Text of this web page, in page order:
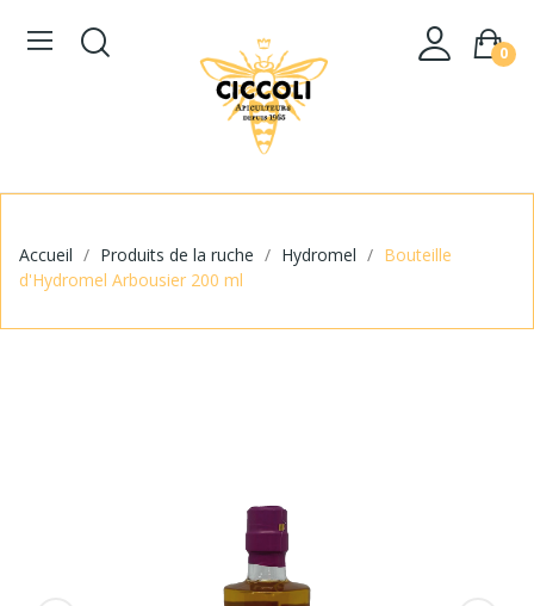
0
Accueil Produits de la ruche Hydromel
Bouteille
d'Hydromel Arbousier 200 ml